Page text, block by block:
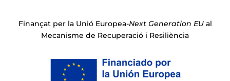
Finançat per la Unió Europea-Next Generation EUal
Mecanisme de Recuperació i Resiliència